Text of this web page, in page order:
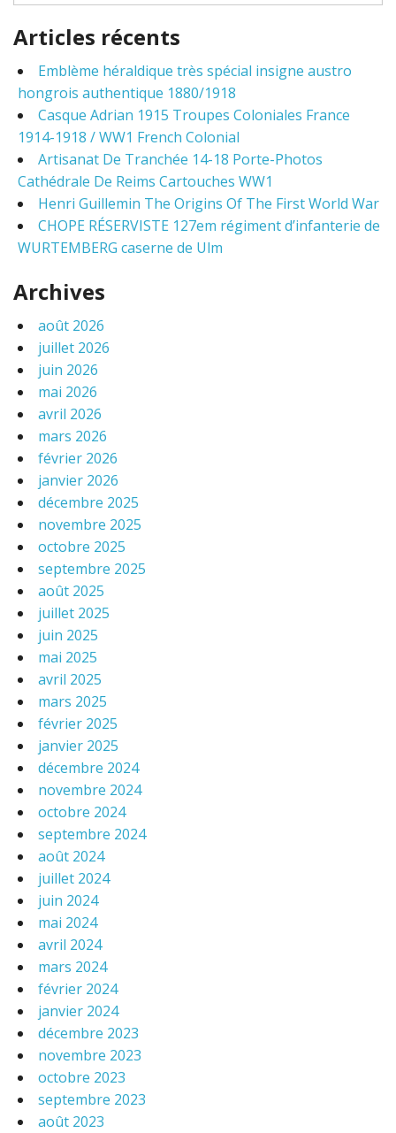
r
h
o
Articles récents
Emblème héraldique très spécial insigne austro
hongrois authentique 1880/1918
Casque Adrian 1915 Troupes Coloniales France
1914-1918 / WW1 French Colonial
Artisanat De Tranchée 14-18 Porte-Photos
Cathédrale De Reims Cartouches WW1
Henri Guillemin The Origins Of The First World War
CHOPE RÉSERVISTE 127em régiment d’infanterie de
WURTEMBERG caserne de Ulm
Archives
août 2026
juillet 2026
juin 2026
mai 2026
avril 2026
mars 2026
février 2026
janvier 2026
décembre 2025
novembre 2025
octobre 2025
septembre 2025
août 2025
juillet 2025
juin 2025
mai 2025
avril 2025
mars 2025
février 2025
janvier 2025
décembre 2024
novembre 2024
octobre 2024
septembre 2024
août 2024
juillet 2024
juin 2024
mai 2024
avril 2024
mars 2024
février 2024
janvier 2024
décembre 2023
novembre 2023
octobre 2023
septembre 2023
août 2023